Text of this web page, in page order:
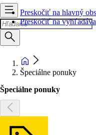
Preskočiť na hlavný
Preskočiť na
Špeciálne ponuky
Špeciálne ponuky